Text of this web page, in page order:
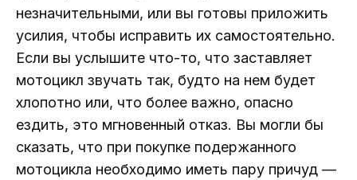
незначительными, или вы готовы приложить
усилия, чтобы исправить их самостоятельно.
Если вы услышите что-то, что заставляет
мотоцикл звучать так, будто на нем будет
хлопотно или, что более важно, опасно
ездить, это мгновенный отказ. Вы могли бы
сказать, что при покупке подержанного
мотоцикла необходимо иметь пару причуд —